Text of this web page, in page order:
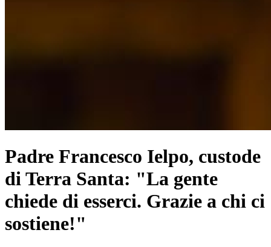
Padre Francesco Ielpo, custode
di Terra Santa: "La gente
chiede di esserci. Grazie a chi ci
sostiene!"